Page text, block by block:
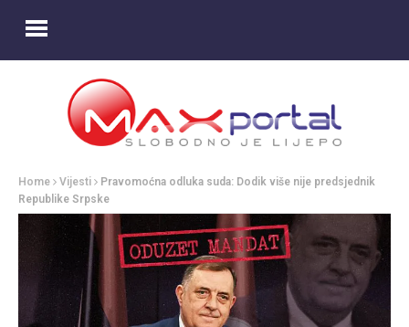
Home Vijesti
Pravomoćna odluka suda: Dodik više nije predsjednik
Republike Srpske